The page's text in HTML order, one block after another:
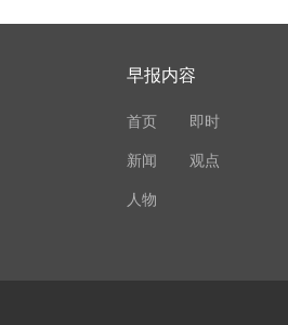
早报内容
首页 即时
新闻 观点
人物